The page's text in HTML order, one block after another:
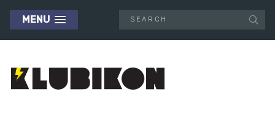
MENU